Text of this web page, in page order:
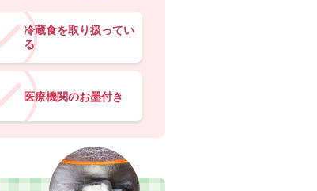
冷蔵食を取り扱ってい
る
医療機関のお墨付き